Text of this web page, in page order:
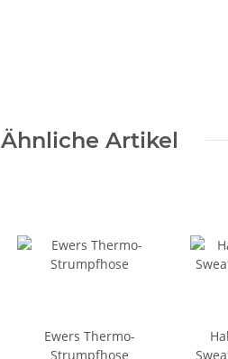
Ähnliche Artikel
Ewers Thermo-
Strumpfhose